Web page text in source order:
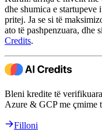
dhe shumica e startupeve
pritej. Ja se si të
ato të pashpenzuara, dhe
Credits.
Bleni kredite të
Azure & GCP me çmime
Filloni